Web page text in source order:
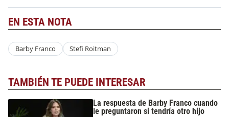
EN ESTA NOTA
Barby Franco Stefi Roitman
TAMBIÉN TE PUEDE INTERESAR
La respuesta de Barby Franco cuando
le preguntaron si tendría otro hijo